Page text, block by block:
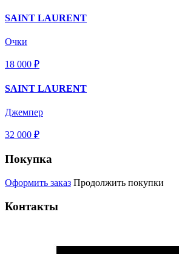
SAINT LAURENT
Очки
18 000 ₽
SAINT LAURENT
Джемпер
32 000 ₽
Покупка
Оформить заказ Продолжить покупки
Контакты